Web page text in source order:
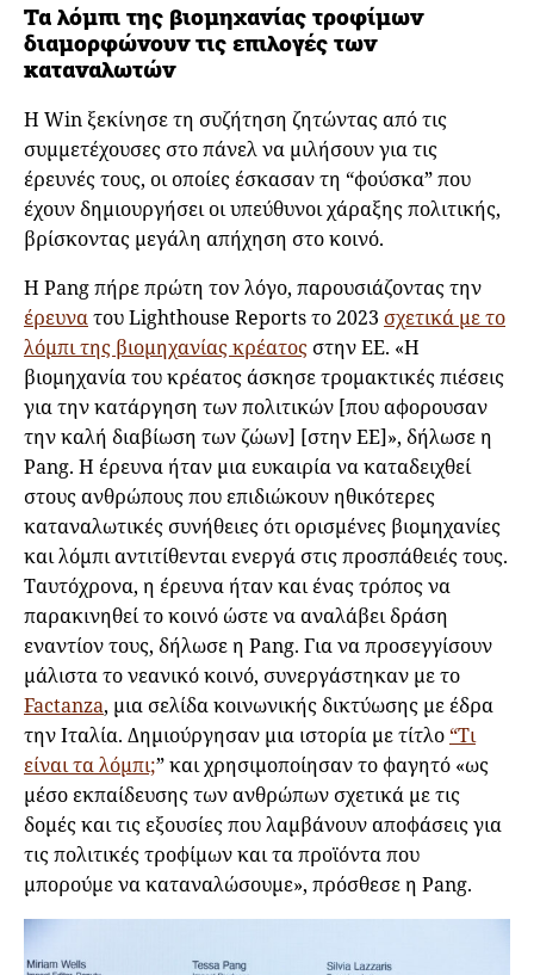
Τα λόμπι της βιομηχανίας τροφίμων
διαμορφώνουν τις επιλογές των
καταναλωτών
Η Win ξεκίνησε τη συζήτηση ζητώντας από τις
συμμετέχουσες στο πάνελ να μιλήσουν για τις
έρευνές τους, οι οποίες έσκασαν τη “φούσκα” που
έχουν δημιουργήσει οι υπεύθυνοι χάραξης πολιτικής,
βρίσκοντας μεγάλη απήχηση στο κοινό.
Η Pang πήρε πρώτη τον λόγο, παρουσιάζοντας την
έρευνατου Lighthouse Reports το 2023 σχετικά με το
λόμπι της βιομηχανίας κρέατος στην ΕΕ. «Η
βιομηχανία του κρέατος άσκησε τρομακτικές πιέσεις
για την κατάργηση των πολιτικών [που αφορουσαν
την καλή διαβίωση των ζώων] [στην ΕΕ]», δήλωσε η
Pang. Η έρευνα ήταν μια ευκαιρία να καταδειχθεί
στους ανθρώπους που επιδιώκουν ηθικότερες
καταναλωτικές συνήθειες ότι ορισμένες βιομηχανίες
και λόμπι αντιτίθενται ενεργά στις προσπάθειές τους.
Ταυτόχρονα, η έρευνα ήταν και ένας τρόπος να
παρακινηθεί το κοινό ώστε να αναλάβει δράση
εναντίον τους, δήλωσε η Pang. Για να προσεγγίσουν
μάλιστα το νεανικό κοινό, συνεργάστηκαν με το
Factanza, μια σελίδα κοινωνικής δικτύωσης με έδρα
την Ιταλία. Δημιούργησαν μια ιστορία με τίτλο “Τι
είναι τα λόμπι;” και χρησιμοποίησαν το φαγητό «ως
μέσο εκπαίδευσης των ανθρώπων σχετικά με τις
δομές και τις εξουσίες που λαμβάνουν αποφάσεις για
τις πολιτικές τροφίμων και τα προϊόντα που
μπορούμε να καταναλώσουμε», πρόσθεσε η Pang.